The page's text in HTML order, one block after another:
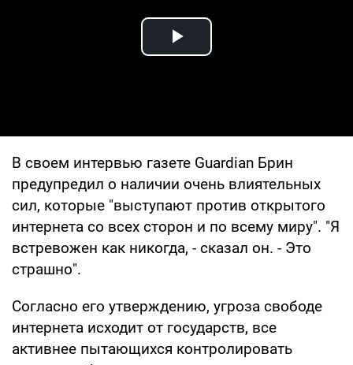
Play Video
В своем интервью газете Guardian Брин
предупредил о наличии очень влиятельных
сил, которые "выступают против открытого
интернета со всех сторон и по всему миру". "Я
встревожен как никогда, - сказал он. - Это
страшно".
Согласно его утверждению, угроза свободе
интернета исходит от государств, все
активнее пытающихся контролировать